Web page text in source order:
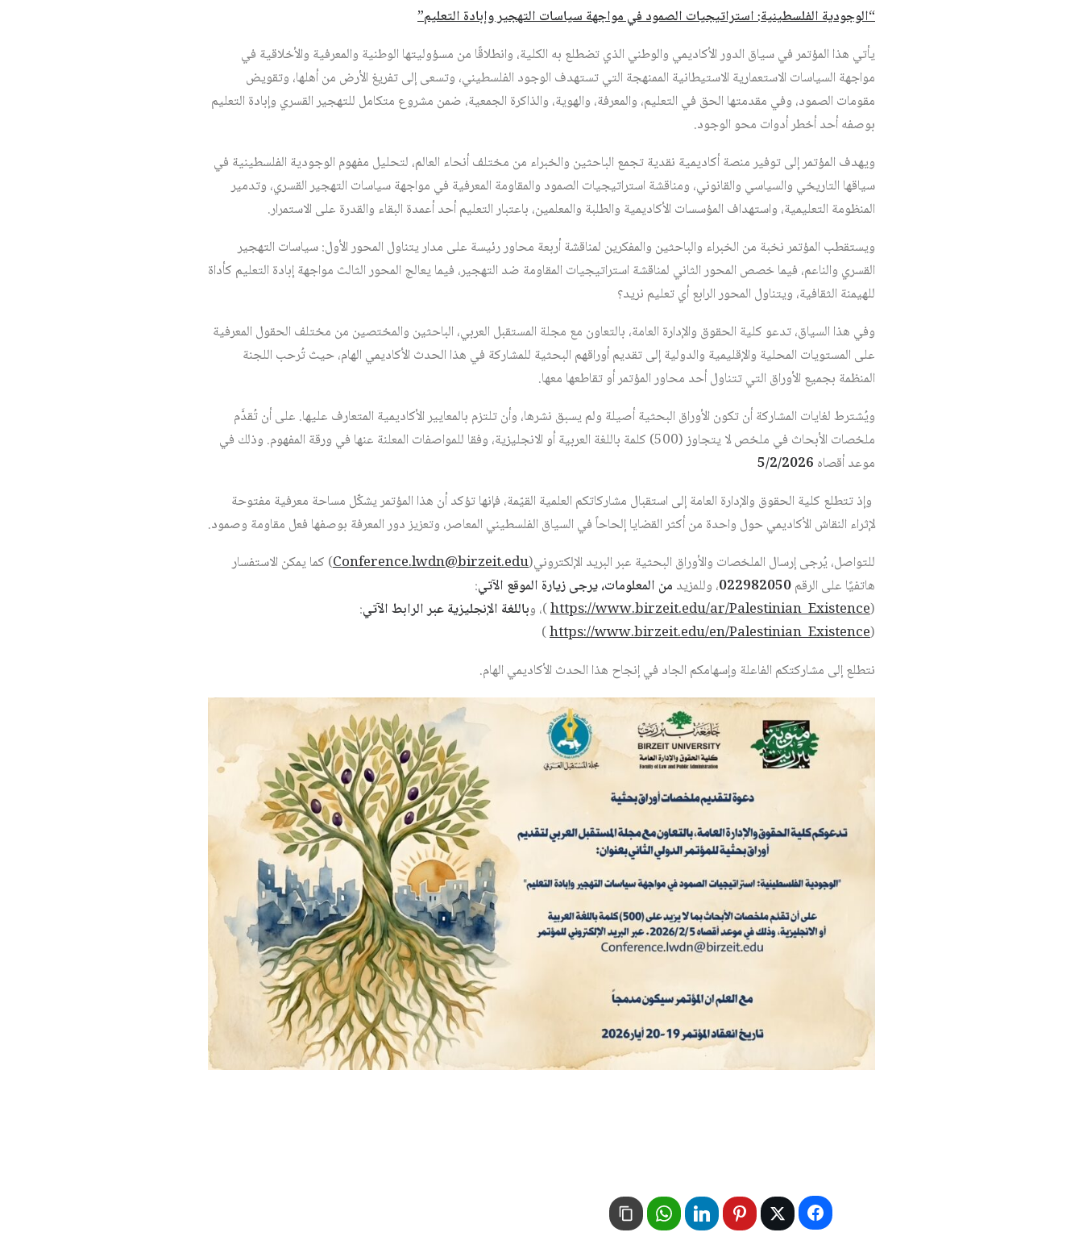
“الوجودية الفلسطينية: استراتيجيات الصمود في مواجهة سياسات التهجير وإبادة التعليم”
يأتي هذا المؤتمر في سياق الدور الأكاديمي والوطني الذي تضطلع به الكلية، وانطلاقًا من مسؤوليتها الوطنية والمعرفية والأخلاقية في
مواجهة السياسات الاستعمارية الاستيطانية الممنهجة التي تستهدف الوجود الفلسطيني، وتسعى إلى تفريغ الأرض من أهلها، وتقويض
مقومات الصمود، وفي مقدمتها الحق في التعليم، والمعرفة، والهوية، والذاكرة الجمعية، ضمن مشروع متكامل للتهجير القسري وإبادة التعليم
بوصفه أحد أخطر أدوات محو الوجود.
ويهدف المؤتمر إلى توفير منصة أكاديمية نقدية تجمع الباحثين والخبراء من مختلف أنحاء العالم، لتحليل مفهوم الوجودية الفلسطينية في
سياقها التاريخي والسياسي والقانوني، ومناقشة استراتيجيات الصمود والمقاومة المعرفية في مواجهة سياسات التهجير القسري، وتدمير
المنظومة التعليمية، واستهداف المؤسسات الأكاديمية والطلبة والمعلمين، باعتبار التعليم أحد أعمدة البقاء والقدرة على الاستمرار.
ويستقطب المؤتمر نخبة من الخبراء والباحثين والمفكرين لمناقشة أربعة محاور رئيسة على مدار يتناول المحور الأول: سياسات التهجير
القسري والناعم، فيما خصص المحور الثاني لمناقشة استراتيجيات المقاومة ضد التهجير، فيما يعالج المحور الثالث مواجهة إبادة التعليم كأداة
للهيمنة الثقافية، ويتناول المحور الرابع أي تعليم نريد؟
وفي هذا السياق، تدعو كلية الحقوق والإدارة العامة، بالتعاون مع مجلة المستقبل العربي، الباحثين والمختصين من مختلف الحقول المعرفية
على المستويات المحلية والإقليمية والدولية إلى تقديم أوراقهم البحثية للمشاركة في هذا الحدث الأكاديمي الهام، حيث تُرحب اللجنة
المنظمة بجميع الأوراق التي تتناول أحد محاور المؤتمر أو تقاطعها معها.
ويُشترط لغايات المشاركة أن تكون الأوراق البحثية أصيلة ولم يسبق نشرها، وأن تلتزم بالمعايير الأكاديمية المتعارف عليها. على أن تُقدَّم
ملخصات الأبحاث في ملخص لا يتجاوز (500) كلمة باللغة العربية أو الانجليزية، وفقا للمواصفات المعلنة عنها في ورقة المفهوم. وذلك في
موعد أقصاه 5/2/2026
وإذ تتطلع كلية الحقوق والإدارة العامة إلى استقبال مشاركاتكم العلمية القيّمة، فإنها تؤكد أن هذا المؤتمر يشكّل مساحة معرفية مفتوحة
لإثراء النقاش الأكاديمي حول واحدة من أكثر القضايا إلحاحاً في السياق الفلسطيني المعاصر، وتعزيز دور المعرفة بوصفها فعل مقاومة وصمود.
للتواصل، يُرجى إرسال الملخصات والأوراق البحثية عبر البريد الإلكتروني(Conference.lwdn@birzeit.edu) كما يمكن الاستفسار
هاتفيًا على الرقم022982050، وللمزيد من المعلومات، يرجى زيارة الموقع الآتي:
(
https://www.birzeit.edu/ar/Palestinian_Existence)، وباللغة الإنجليزية عبر الرابط الآتي:
(
https://www.birzeit.edu/en/Palestinian_Existence
)
نتطلع إلى مشاركتكم الفاعلة وإسهامكم الجاد في إنجاح هذا الحدث الأكاديمي الهام.